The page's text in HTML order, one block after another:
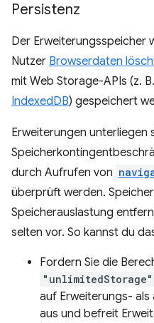
Persistenz
Der Erweiterungsspeicher
Nutzer Browserdaten
mit Web Storage-APIs (z. B.
IndexedDB) gespeichert
Erweiterungen unterliegen
durch Aufrufen von
überprüft werden.
Speicherauslastung
selten vor. So kannst du
Fordern Sie die
"unlimitedStorage"
auf Erweiterungs-
aus und befreit